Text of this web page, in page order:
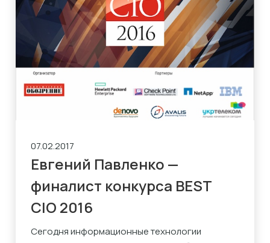
07.02.2017
Евгений Павленко —
финалист конкурса BEST
CIO 2016
Сегодня информационные технологии